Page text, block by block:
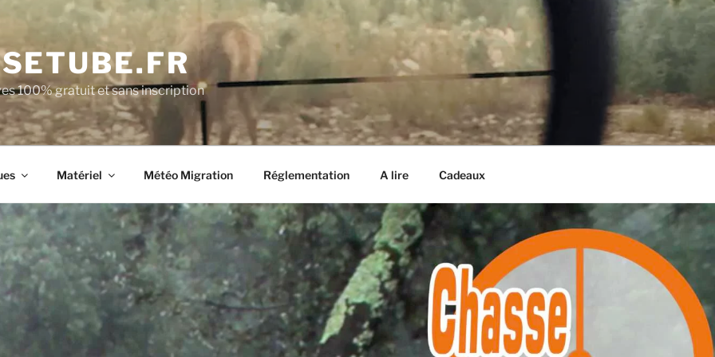
100% gratuit et sans inscription
Matériel Météo Migration Réglementation A lire Cadeaux